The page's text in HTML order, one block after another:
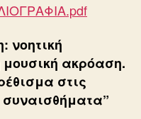
νοητική
ακρόαση.
στις
συναισθήματα”